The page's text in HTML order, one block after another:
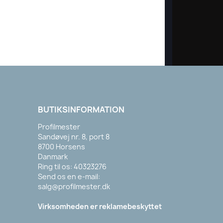
BUTIKSINFORMATION
Profilmester
Sandøvej nr. 8, port 8
8700 Horsens
Danmark
Ring til os: 40323276
Send os en e-mail:
salg@profilmester.dk
Virksomheden er reklamebeskyttet